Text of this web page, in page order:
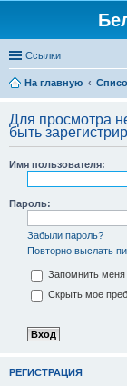
Ссылки
На главную
Для просмотра
быть
Имя пользователя:
Пароль:
Забыли пароль?
Повторно выслать
Запомнить меня
Скрыть мое
РЕГИСТРАЦИЯ